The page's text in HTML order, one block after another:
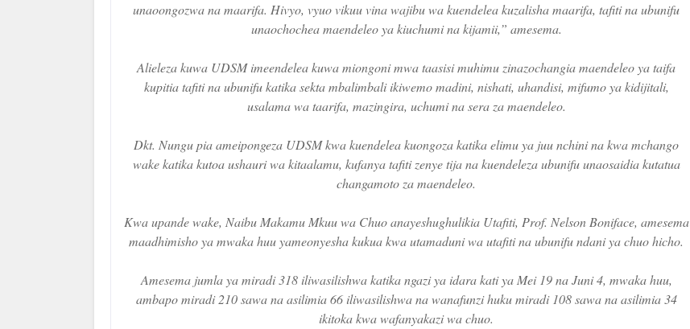
unaoongozwa na maarifa. Hivyo, vyuo vikuu vina wajibu wa kuendelea kuzalisha maarifa, tafiti na ubunifu
unaochochea maendeleo ya kiuchumi na kijamii,” amesema.
Alieleza kuwa UDSM imeendelea kuwa miongoni mwa taasisi muhimu zinazochangia maendeleo ya taifa
kupitia tafiti na ubunifu katika sekta mbalimbali ikiwemo madini, nishati, uhandisi, mifumo ya kidijitali,
usalama wa taarifa, mazingira, uchumi na sera za maendeleo.
Dkt. Nungu pia ameipongeza UDSM kwa kuendelea kuongoza katika elimu ya juu nchini na kwa mchango
wake katika kutoa ushauri wa kitaalamu, kufanya tafiti zenye tija na kuendeleza ubunifu unaosaidia kutatua
changamoto za maendeleo.
Kwa upande wake, Naibu Makamu Mkuu wa Chuo anayeshughulikia Utafiti, Prof. Nelson Boniface, amesema
maadhimisho ya mwaka huu yameonyesha kukua kwa utamaduni wa utafiti na ubunifu ndani ya chuo hicho.
Amesema jumla ya miradi 318 iliwasilishwa katika ngazi ya idara kati ya Mei 19 na Juni 4, mwaka huu,
ambapo miradi 210 sawa na asilimia 66 iliwasilishwa na wanafunzi huku miradi 108 sawa na asilimia 34
ikitoka kwa wafanyakazi wa chuo.